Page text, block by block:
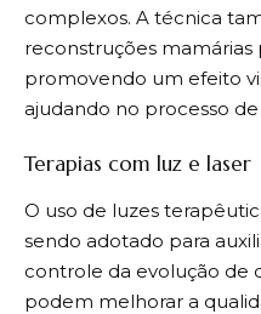
complexos. A técnica
reconstruções
promovendo um efeito
ajudando no processo
Terapias com luz e laser
O uso de luzes
sendo adotado para
controle da evolução de
podem melhorar a